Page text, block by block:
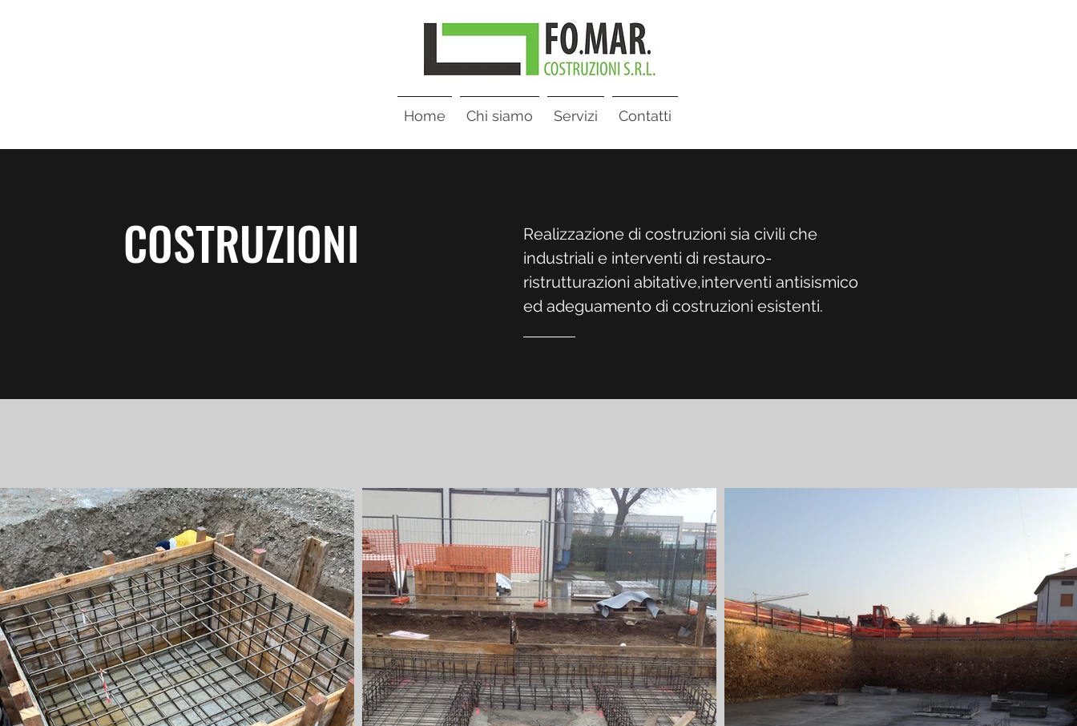
Home Chi siamo Servizi Contatti
COSTRUZIONI
Realizzazione di costruzioni sia civili che
industriali e interventi di restauro-
ristrutturazioni abitative,interventi antisismico
ed adeguamento di costruzioni esistenti.